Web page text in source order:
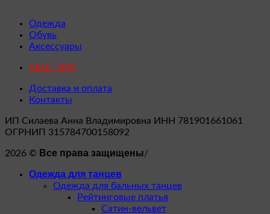
Одежда
Обувь
Аксессуары
SALE -30%
Доставка и оплата
Контакты
ИП Силаева Анна Владимировна ИНН 781901661061
ОГРНИП 315784700158092
2026 © Все права защищены/
Одежда для танцев
Одежда для бальных танцев
Рейтинговые платья
Сатин-вельвет